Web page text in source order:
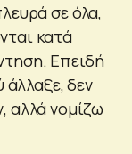
σε όλα,
κατά
Επειδή
δεν
αλλά νομίζω